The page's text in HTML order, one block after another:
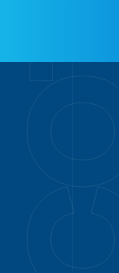
conteúdo